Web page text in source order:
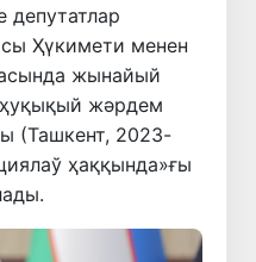
депутатлар
Ҳүкимети менен
жынайый
жәрдем
(Ташкент, 2023-
ҳаққында»ғы